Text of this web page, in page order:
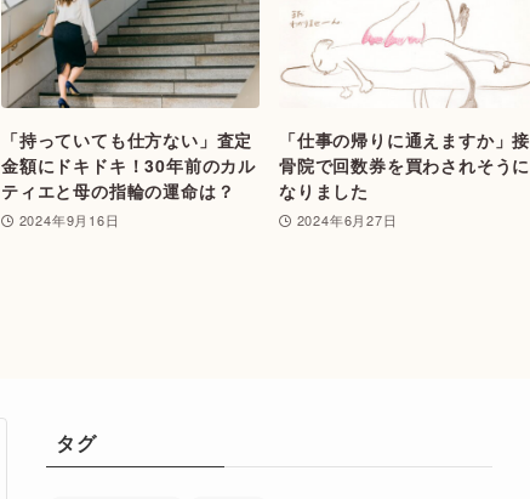
「持っていても仕方ない」査定
金額にドキドキ！30年前のカル
ティエと母の指輪の運命は？
2024年9月16日
「仕事の帰りに通えますか」接
骨院で回数券を買わされそうに
なりました
2024年6月27日
タグ